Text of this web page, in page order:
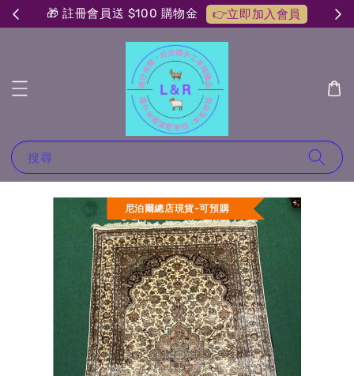
🎁 註冊會員送 $100 購物金 👉立即加入會員
搜尋
尼泊爾總店現貨-可預購